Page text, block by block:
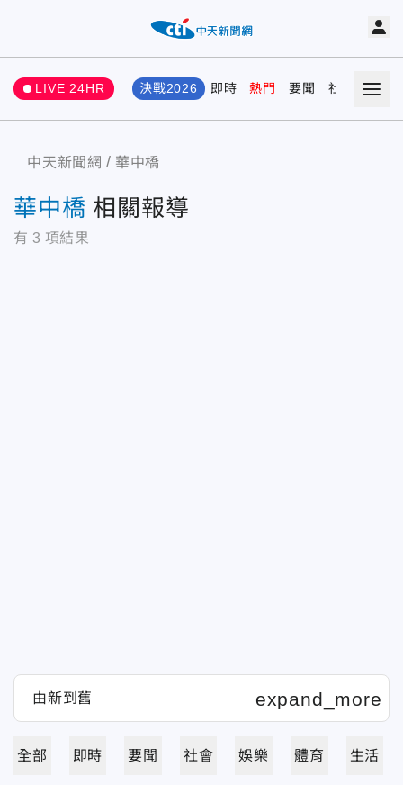
LIVE 24HR 決戰2026 即時 熱門 要聞 社會 娛樂
中天新聞網 華中橋
華中橋 相關報導
有 3 項結果
全部 即時 要聞 社會 娛樂 體育 生活